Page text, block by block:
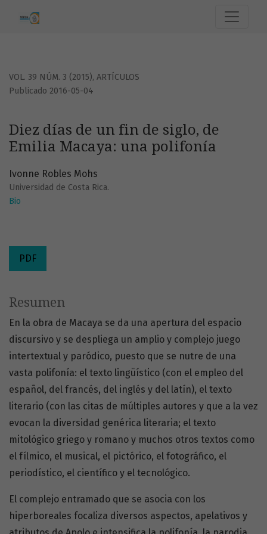
VOL. 39 NÚM. 3 (2015), ARTÍCULOS
Diez días de un fin de siglo, de
Emilia Macaya: una polifonía
Publicado 2016-05-04
Ivonne Robles Mohs
Universidad de Costa Rica.
Bio
PDF
Resumen
En la obra de Macaya se da una apertura del espacio
discursivo y se despliega un amplio y complejo juego
intertextual y paródico, puesto que se nutre de una
vasta polifonía: el texto lingüístico (con el empleo del
español, del francés, del inglés y del latín), el texto
literario (con las citas de múltiples autores y que a la vez
evocan la diversidad genérica literaria; el texto
mitológico griego y romano y muchos otros textos como
el fílmico, el musical, el pictórico, el fotográfico, el
periodístico, el científico y el tecnológico.
El complejo entramado que se asocia con los
hiperboreales focaliza diversos aspectos, apelativos y